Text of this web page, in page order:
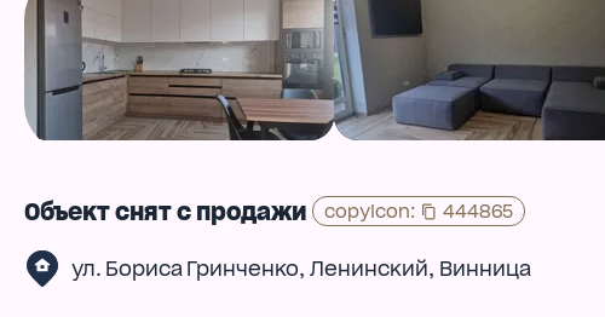
Объект снят с продажи copyIcon: 444865
ул. Бориса Гринченко, Ленинский, Винница